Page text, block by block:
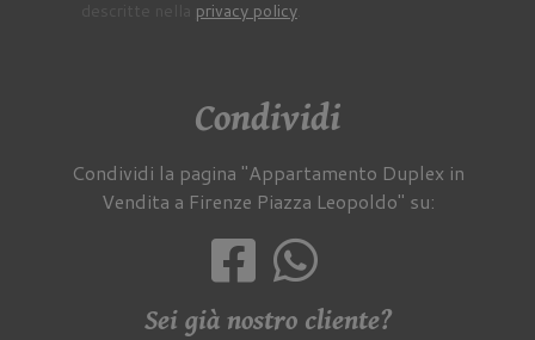
privacy policy.
Condividi
Condividi la pagina "Appartamento Duplex in
Vendita a Firenze Piazza Leopoldo" su:
Sei già nostro cliente?